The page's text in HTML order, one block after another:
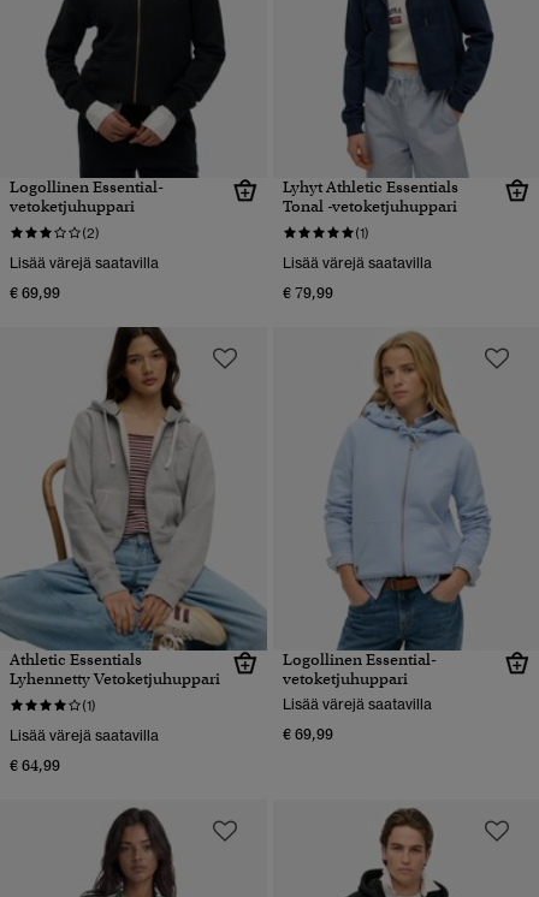
Logollinen Essential-
vetoketjuhuppari
(2)
Lisää värejä saatavilla
€ 69,99
Lyhyt Athletic Essentials
Tonal -vetoketjuhuppari
(1)
Lisää värejä saatavilla
€ 79,99
Athletic Essentials
Lyhennetty Vetoketjuhuppari
(1)
Lisää värejä saatavilla
€ 64,99
Logollinen Essential-
vetoketjuhuppari
Lisää värejä saatavilla
€ 69,99